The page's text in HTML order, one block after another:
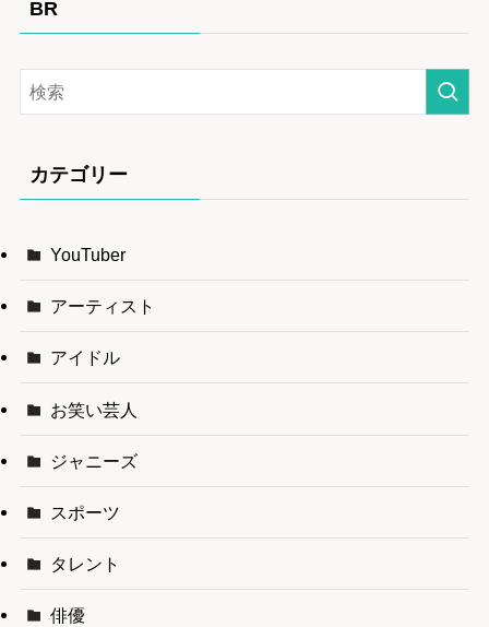
BR
カテゴリー
YouTuber
アーティスト
アイドル
お笑い芸人
ジャニーズ
スポーツ
タレント
俳優